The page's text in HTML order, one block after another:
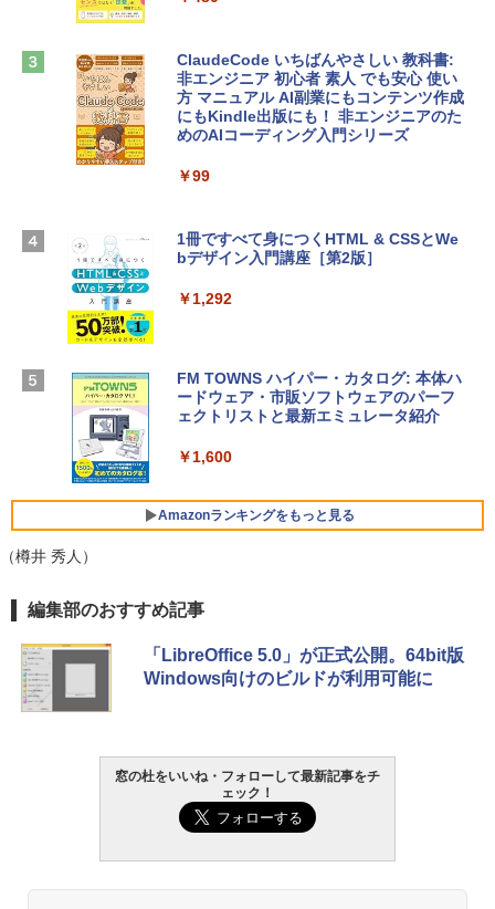
￥2,952
Apple 2026 MacBook Air M5チップ搭載
13インチノートブック：AIとApple Intell
スプレイ、16GBユニファイドメモリ、1
D - シルバー
SSD インテル Core 5
￥129,800
Core i5/16GB/SSD 512GB/ホワイト) FM
VWK3E15W_AZ
Microsoft Office Home & Business 202
4(最新 永続版)|オンラインコード版|Wind
ows11、10/mac対応|PC2台
￥39,582
Robloxギフトカード - 2,000 Robux 【限
定バーチャルアイテムを含む】 【オンラ
ラインコード版
Windows版 | Minecraft (マインクラフ
ト): Java & Bedrock Edition | オンライ
ClaudeCode いちばんやさしい 教科書:
非エンジニア 初心者 素人 でも安心 使い
方 マニュアル AI副業にもコンテンツ作成
にもKindle出版にも！ 非エンジニアのた
めのAIコーディング入門シリーズ
￥99
1冊ですべて身につくHTML & CSSとWe
bデザイン入門講座［第2版］
￥1,292
FM TOWNS ハイパー・カタログ: 本体ハ
ードウェア・市販ソフトウェアのパーフ
ェクトリストと最新エミュレータ紹介
￥1,600
Amazonランキングをもっと見る
Amazon Kindle Paperwhite (16GB) 7イ
週間持続バッテリー、広告なし、ブラッ
ク
Amazon Kindle - 目に優しい、かさばら
ない、大きな画面で読みやすい、6週間持
続バッテリー、6インチディスプレイ電子
書籍リーダー、ブラック、16GB、広告な
（樽井 秀人）
編集部のおすすめ記事
「LibreOffice 5.0」が正式公開。64bit版
Windows向けのビルドが利用可能に
窓の杜をいいね・フォローして最新記事をチ
ェック！